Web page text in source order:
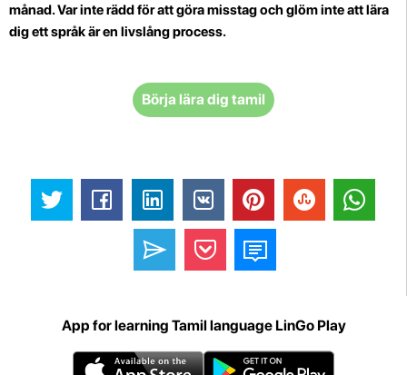
månad. Var inte rädd för att göra misstag och glöm inte att lära
dig ett språk är en livslång process.
Börja lära dig tamil
App for learning Tamil language LinGo Play